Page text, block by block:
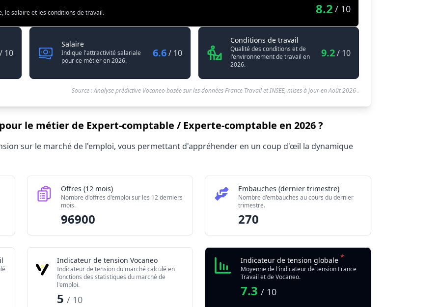
le salaire et les conditions de travail. 8.2 / 10
/ Experte-comptable
/ 10
SalaireExpert-comptable / Experte-comptable
Indique l'attractivité salariale
pour ce métier en 2026.
6.6/ 10
Conditions de travailExpert-comptable / Experte-comptable
Qualité des conditions et de
l'environnement de travail en
2026.
9.2/ 10
Source : Analyse prédictive Vocaneo basée sur les données France Travail et INSEE, mises à jour enAoût 2026.
le métier de Expert-comptable / Experte-comptable en 2026 ?
/ Experte-comptable 2026
270
7.305/10
sur le marché de l'emploi, vous permettant d'appréhender en un coup d'œil la dynamique
Offres (12 mois)
Nombre d'offres d'emploi sur les 12 derniers
mois.
96900
Embauches (dernier trimestre)
Nombre d'embauches au cours du dernier
trimestre.
270
Indicateur de tension Vocaneo
Indicateur de tension du marché calculé en
fonctions des statistiques du marché de
l'emploi.
5/ 10
Indicateur de tension globale *
Moyenne de l'indicateur de tension France
Travail et de Vocaneo.
7.3/ 10